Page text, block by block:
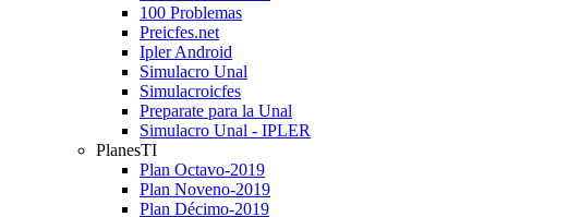
100 Problemas
Preicfes.net
Ipler Android
Simulacro Unal
Simulacroicfes
Preparate para la Unal
Simulacro Unal - IPLER
PlanesTI
Plan Octavo-2019
Plan Noveno-2019
Plan Décimo-2019